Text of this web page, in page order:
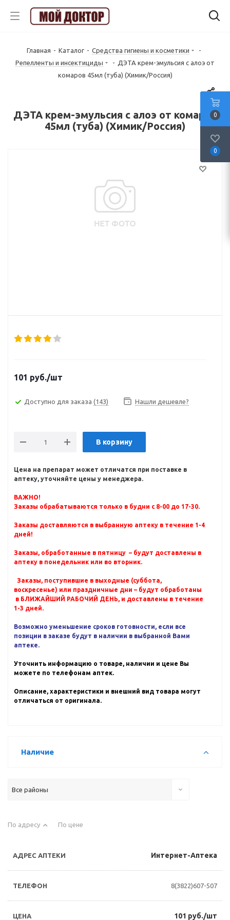
Главная - Каталог - Средства гигиены и косметики
-
Репелленты и инсектициды
- ДЭТА крем-эмульсия с алоэ от
комаров 45мл (туба) (Химик/Россия)
ДЭТА крем-эмульсия с алоэ от комаров
45мл (туба) (Химик/Россия)
101 руб./шт
Доступно для заказа (143) Нашли дешевле?
В корзину
Цена на препарат может отличатся при поставке в
аптеку, уточняйте цены у менеджера.
ВАЖНО!
Заказы обрабатываются только в будни с 8-00 до 17-30.
Заказы доставляются в выбранную аптеку в течение 1-4
дней!
Заказы, обработанные в пятницу – будут доставлены в
аптеку в понедельник или во вторник.
Заказы, поступившие в выходные (суббота,
воскресенье) или праздничные дни – будут обработаны
в БЛИЖАЙШИЙ РАБОЧИЙ ДЕНЬ, и доставлены в течение
1-3 дней.
Возможно уменьшение сроков готовности, если все
позиции в заказе будут в наличии в выбранной Вами
аптеке.
Уточнить информацию о товаре, наличии и цене Вы
можете по телефонам аптек.
Описание, характеристики и внешний вид товара могут
отличаться от оригинала.
Наличие
Все районы
По адресу По цене
Интернет-Аптека
8(3822)607-507
101 руб./шт
0
0